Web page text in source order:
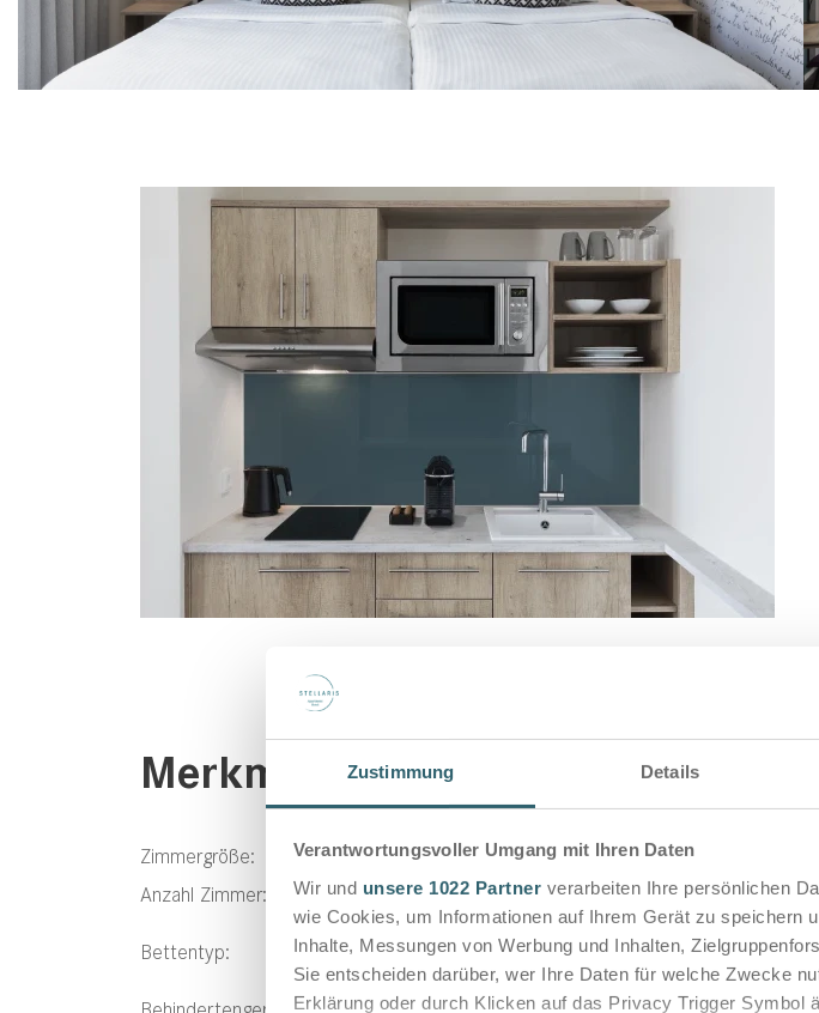
Zustimmung Details
Verantwortungsvoller Umgang mit Ihren Daten
Wir und unsere 1022 Partner verarbeiten Ihre persönlichen
wie Cookies, um Informationen auf Ihrem Gerät zu speichern
Inhalte, Messungen von Werbung und Inhalten,
Sie entscheiden darüber, wer Ihre Daten für welche Zwecke
Erklärung oder durch Klicken auf das Privacy Trigger Symbol
Merkmale
Zimmergröße:
32 m²
Anzahl Zimmer:
10
Bettentyp:
1,60m*2,00m (Doublebed) &
0,90m*2,00m (Twinbed)